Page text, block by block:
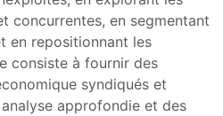
concurrentes, en segmentant
en repositionnant les
consiste à fournir des
syndiqués et
approfondie et des